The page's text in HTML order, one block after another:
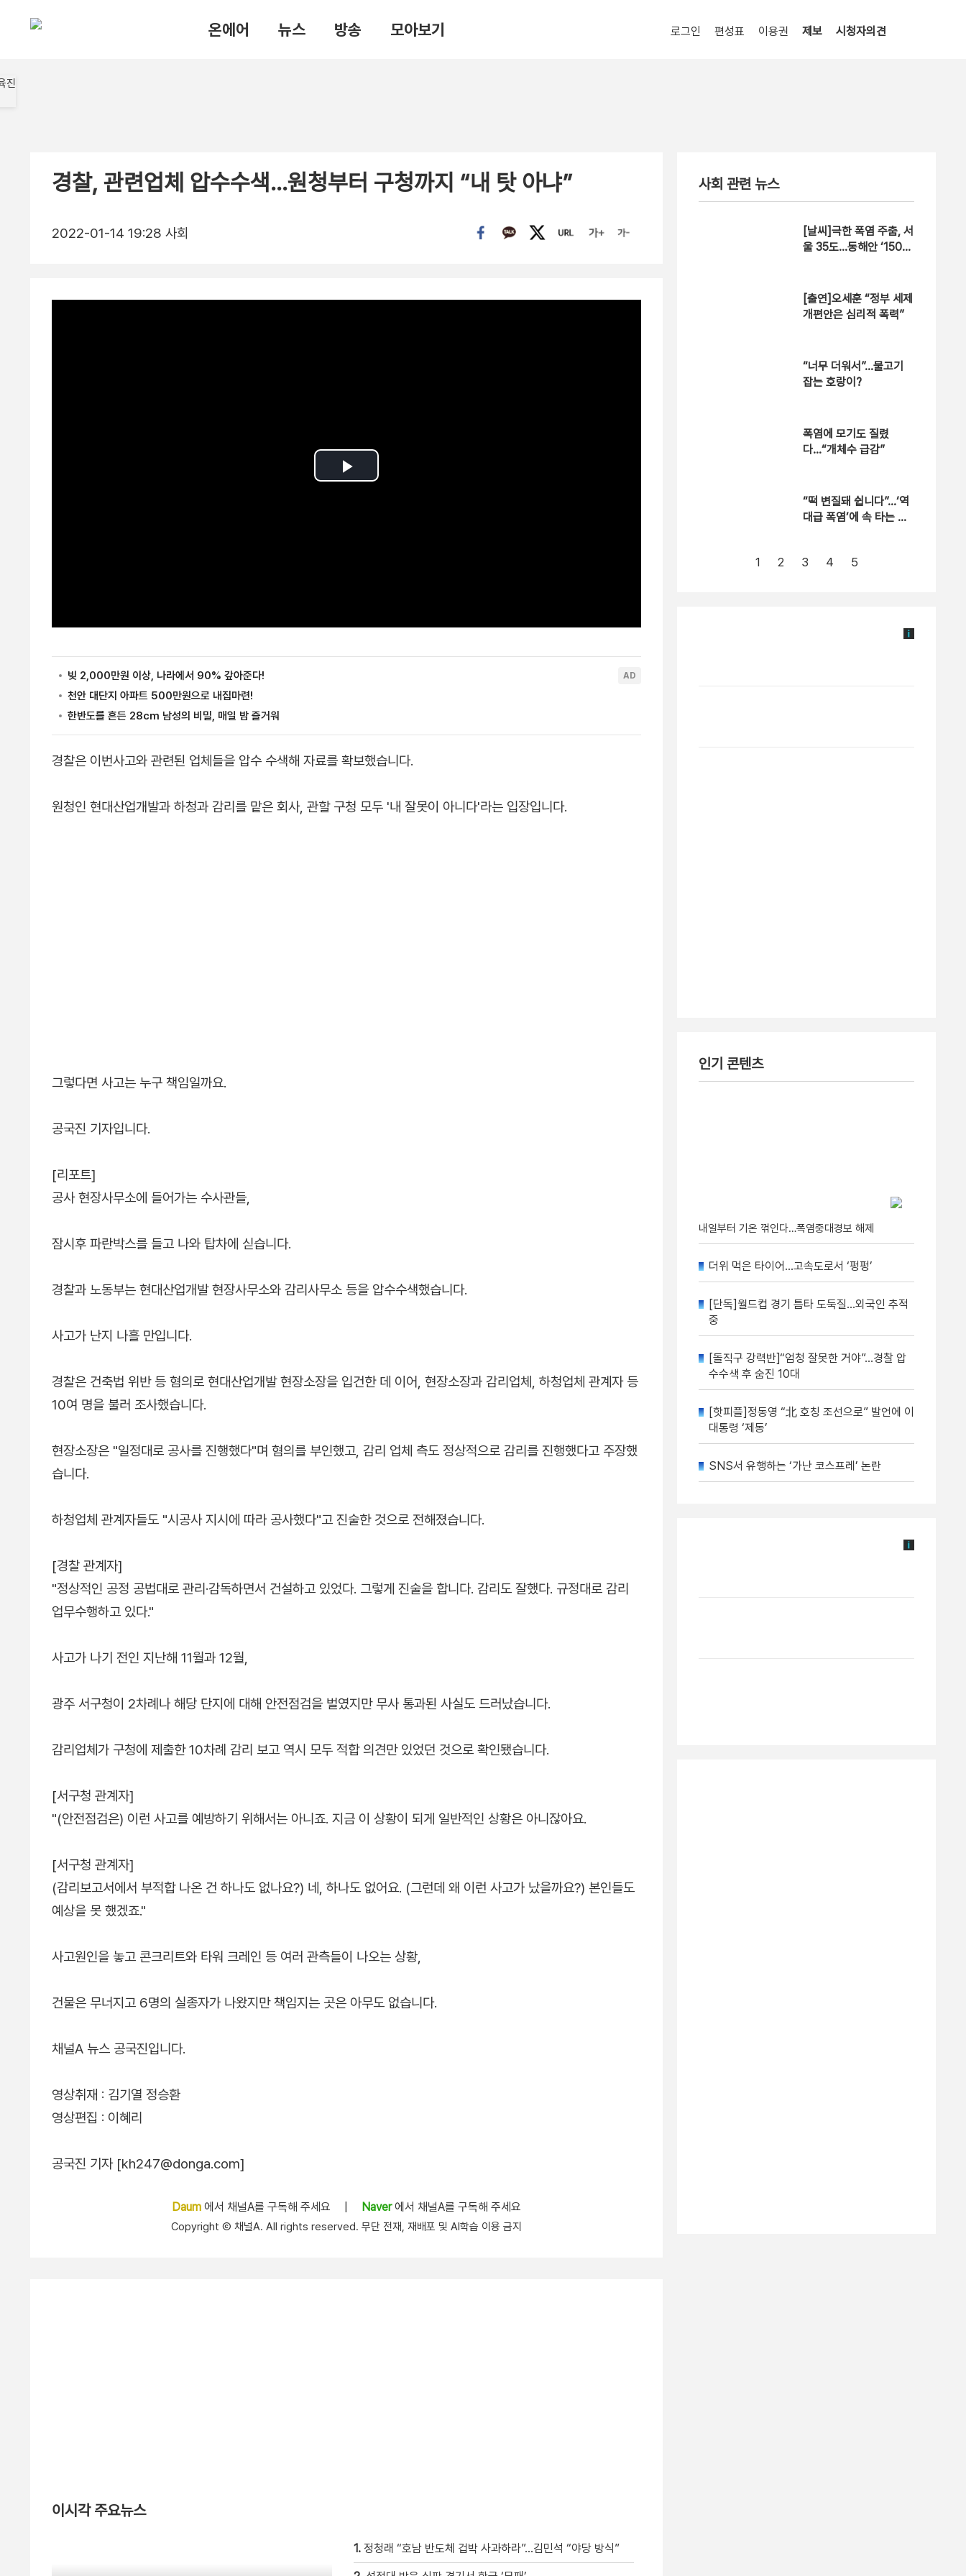
온에어 뉴스 방송 모아보기 로그인 편성표 이용권 제보 시청자의견
경찰, 관련업체 압수수색…원청부터 구청까지 “내 탓 아냐”
2022-01-14 19:28 사회
경찰은 이번사고와 관련된 업체들을 압수 수색해 자료를 확보했습니다.
원청인 현대산업개발과 하청과 감리를 맡은 회사, 관할 구청 모두 '내 잘못이 아니다'라는 입장입니다.
그렇다면 사고는 누구 책임일까요.
공국진 기자입니다.
[리포트]
공사 현장사무소에 들어가는 수사관들,
잠시후 파란박스를 들고 나와 탑차에 싣습니다.
경찰과 노동부는 현대산업개발 현장사무소와 감리사무소 등을 압수수색했습니다.
사고가 난지 나흘 만입니다.
경찰은 건축법 위반 등 혐의로 현대산업개발 현장소장을 입건한 데 이어, 현장소장과 감리업체, 하청업체 관계자 등
10여 명을 불러 조사했습니다.
현장소장은 "일정대로 공사를 진행했다"며 혐의를 부인했고, 감리 업체 측도 정상적으로 감리를 진행했다고 주장했
습니다.
하청업체 관계자들도 "시공사 지시에 따라 공사했다"고 진술한 것으로 전해졌습니다.
[경찰 관계자]
"정상적인 공정 공법대로 관리·감독하면서 건설하고 있었다. 그렇게 진술을 합니다. 감리도 잘했다. 규정대로 감리
업무수행하고 있다."
사고가 나기 전인 지난해 11월과 12월,
광주 서구청이 2차례나 해당 단지에 대해 안전점검을 벌였지만 무사 통과된 사실도 드러났습니다.
감리업체가 구청에 제출한 10차례 감리 보고 역시 모두 적합 의견만 있었던 것으로 확인됐습니다.
[서구청 관계자]
"(안전점검은) 이런 사고를 예방하기 위해서는 아니죠. 지금 이 상황이 되게 일반적인 상황은 아니잖아요.
[서구청 관계자]
(감리보고서에서 부적합 나온 건 하나도 없나요?) 네, 하나도 없어요. (그런데 왜 이런 사고가 났을까요?) 본인들도
예상을 못 했겠죠."
사고원인을 놓고 콘크리트와 타워 크레인 등 여러 관측들이 나오는 상황,
건물은 무너지고 6명의 실종자가 나왔지만 책임지는 곳은 아무도 없습니다.
채널A 뉴스 공국진입니다.
영상취재 : 김기열 정승환
영상편집 : 이혜리
공국진 기자 [kh247@donga.com]
Daum 에서 채널A를 구독해 주세요 Naver에서 채널A를 구독해 주세요
Copyright Ⓒ 채널A. All rights reserved. 무단 전재, 재배포 및 AI학습 이용 금지
이시각 주요뉴스
1. 정청래 “호남 반도체 겁박 사과하라”…김민석 “야당 방식”
사회 관련 뉴스
[날씨]극한 폭염 주춤, 서
울 35도…동해안 ‘150m
[출연]오세훈 “정부 세제
개편안은 심리적 폭력”
“너무 더워서”…물고기
잡는 호랑이?
폭염에 모기도 질렸
다…“개체수 급감”
“떡 변질돼 쉽니다”…‘역
대급 폭염’에 속 타는 골
1 2 3 4 5
인기 콘텐츠
내일부터 기온 꺾인다…폭염중대경보 해제
더위 먹은 타이어…고속도로서 ‘펑펑’
[단독]월드컵 경기 틈타 도둑질…외국인 추적
중
[돌직구 강력반]“엄청 잘못한 거야”…경찰 압
수수색 후 숨진 10대
[핫피플]정동영 “北 호칭 조선으로” 발언에 이
대통령 ‘제동’
SNS서 유행하는 ‘가난 코스프레’ 논란